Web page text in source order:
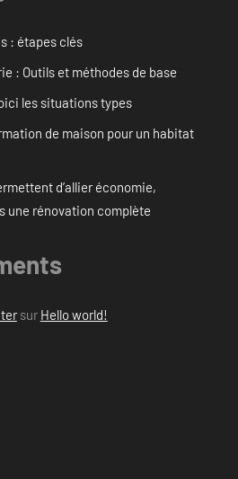
: étapes clés
: Outils et méthodes de base
les situations types
de maison pour un habitat
d’allier économie,
une rénovation complète
sur Hello world!